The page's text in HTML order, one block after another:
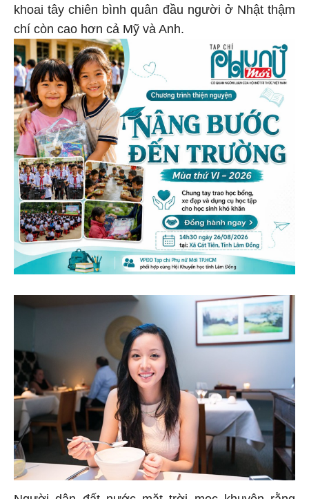
khoai tây chiên bình quân đầu người ở Nhật thậm
chí còn cao hơn cả Mỹ và Anh.